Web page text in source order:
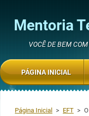
Mentoria
VOCÊ DE BEM
Página Inicial > EFT >
PÁGINA INICIAL